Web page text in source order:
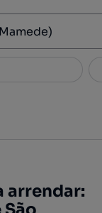
1
arrendar: